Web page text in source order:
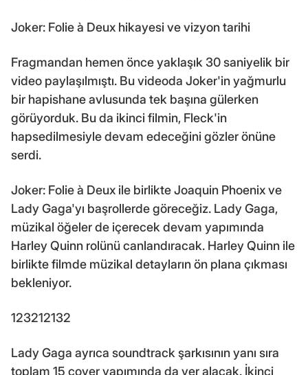
Joker: Folie à Deux hikayesi ve vizyon tarihi
Fragmandan hemen önce yaklaşık 30 saniyelik bir
video paylaşılmıştı. Bu videoda Joker'in yağmurlu
bir hapishane avlusunda tek başına gülerken
görüyorduk. Bu da ikinci filmin, Fleck'in
hapsedilmesiyle devam edeceğini gözler önüne
serdi.
Joker: Folie à Deux ile birlikte Joaquin Phoenix ve
Lady Gaga'yı başrollerde göreceğiz. Lady Gaga,
müzikal öğeler de içerecek devam yapımında
Harley Quinn rolünü canlandıracak. Harley Quinn ile
birlikte filmde müzikal detayların ön plana çıkması
bekleniyor.
123212132
Lady Gaga ayrıca soundtrack şarkısının yanı sıra
toplam 15 cover yapımında da yer alacak. İkinci